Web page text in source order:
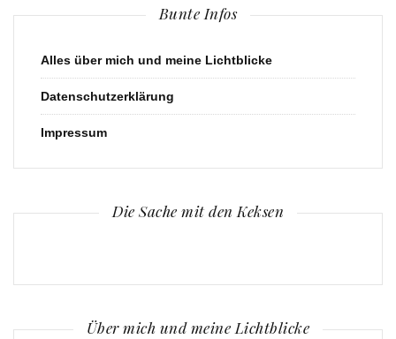
Bunte Infos
Alles über mich und meine Lichtblicke
Datenschutzerklärung
Impressum
Die Sache mit den Keksen
Über mich und meine Lichtblicke